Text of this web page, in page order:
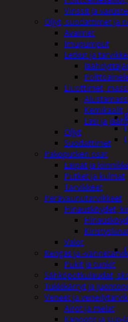
Vinssit ja
Öljyt, suodattimet ja
Avaimet
Imupumput
Letkut ja
Liuottimet,
Lasi ja
Öljyt
Suodattimet
Pakoputken osat
Laipat ja
Putket ja kulmat
Tarvikkeet
Perävaunutarvikkeet
Hinausköydet,
Valot
Rengas ja -
Pukit ja tunkit
Sähköpotkulaudat,
Tukkikärryt ja
Veneet ja
Airot ja melat
Kanootit ja sup-